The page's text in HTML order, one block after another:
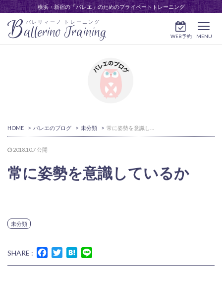
横浜・新宿の「バレエ」のためのプライベートトレーニング
バレリィーノ トレーニング
Ballerino Training MENU
WEB予約
HOME > バレエのブログ > 未分類 >
2018.10.7公開
常に姿勢を意識しているか
未分類
SHARE : FacebookTwitterHatena